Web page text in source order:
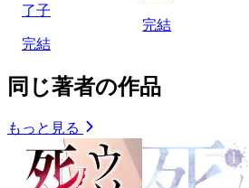
了子
完結
完結
同じ著者の作品
もっと見る